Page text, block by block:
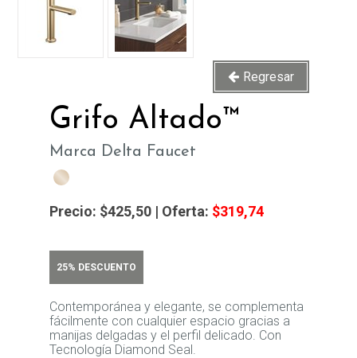
Regresar
Grifo Altado™
Marca Delta Faucet
Precio: $425,50 | Oferta: $319,74
25% DESCUENTO
Contemporánea y elegante, se complementa
fácilmente con cualquier espacio gracias a
manijas delgadas y el perfil delicado. Con
Tecnología Diamond Seal.